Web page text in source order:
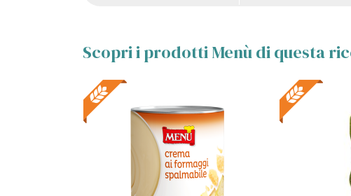
Scopri i prodotti Menù di questa